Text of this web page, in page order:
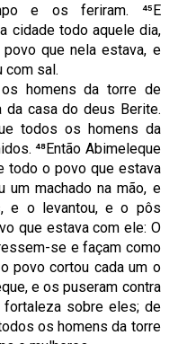
e os feriram. ⁴⁵E
cidade todo aquele dia,
que nela estava, e
com sal.
homens da torre de
da casa do deus Berite.
todos os homens da
⁴⁸Então Abimeleque
todo o povo que estava
um machado na mão, e
e o levantou, e o pôs
que estava com ele: O
se e façam como
povo cortou cada um o
e os puseram contra
sobre eles; de
os homens da torre